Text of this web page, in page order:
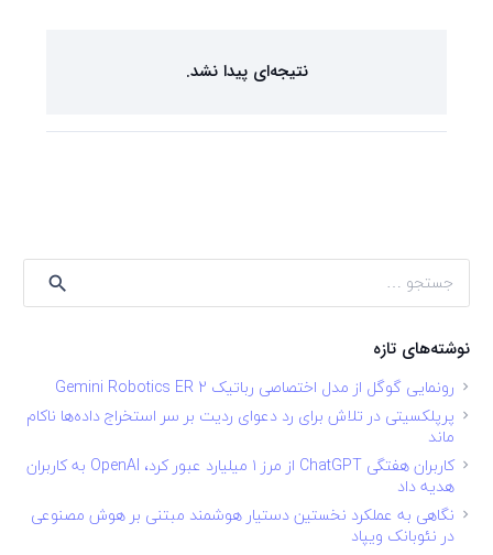
نتیجه‌ای پیدا نشد.
برای:
نوشته‌های تازه
رونمایی گوگل از مدل اختصاصی رباتیک Gemini Robotics ER 2
پرپلکسیتی در تلاش برای رد دعوای ردیت بر سر استخراج داده‌ها ناکام
ماند
کاربران هفتگی ChatGPT از مرز ۱ میلیارد عبور کرد، OpenAI به کاربران
هدیه داد
نگاهی به عملکرد نخستین دستیار هوشمند مبتنی بر هوش مصنوعی
در نئوبانک ویپاد